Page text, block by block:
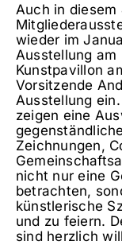
Auch in
wieder im
Ausstellung am
Kunstpavillon
Vorsitzende
Ausstellung ein.
zeigen eine
Zeichnungen,
nicht nur eine
betrachten,
künstlerische
und zu feiern.
sind herzlich